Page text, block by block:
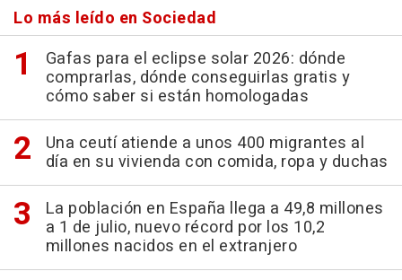
Lo más leído en Sociedad
Gafas para el eclipse solar 2026: dónde
comprarlas, dónde conseguirlas gratis y
cómo saber si están homologadas
Una ceutí atiende a unos 400 migrantes al
día en su vivienda con comida, ropa y duchas
La población en España llega a 49,8 millones
a 1 de julio, nuevo récord por los 10,2
millones nacidos en el extranjero